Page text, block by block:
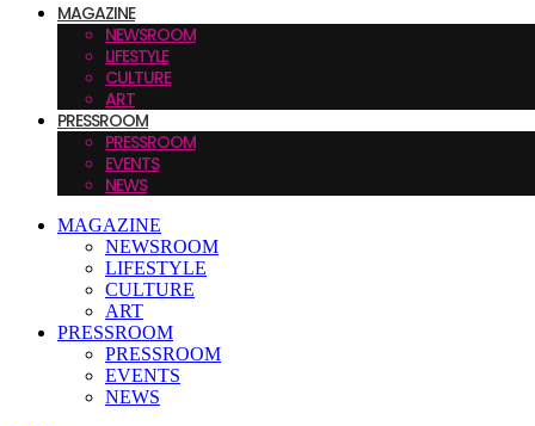
MAGAZINE
NEWSROOM
LIFESTYLE
CULTURE
ART
PRESSROOM
PRESSROOM
EVENTS
NEWS
MAGAZINE
NEWSROOM
LIFESTYLE
CULTURE
ART
PRESSROOM
PRESSROOM
EVENTS
NEWS